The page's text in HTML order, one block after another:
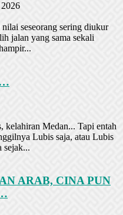
seseorang sering diukur
jalan yang sama sekali
kelahiran Medan... Tapi entah
Lubis saja, atau Lubis
sejak...
ARAB, CINA PUN